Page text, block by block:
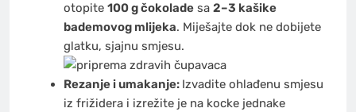
otopite 100 g čokoladesa 2–3 kašike
bademovog mlijeka. Miješajte dok ne dobijete
glatku, sjajnu smjesu.
Rezanje i umakanje: Izvadite ohlađenu smjesu
iz frižidera i izrežite je na kocke jednake